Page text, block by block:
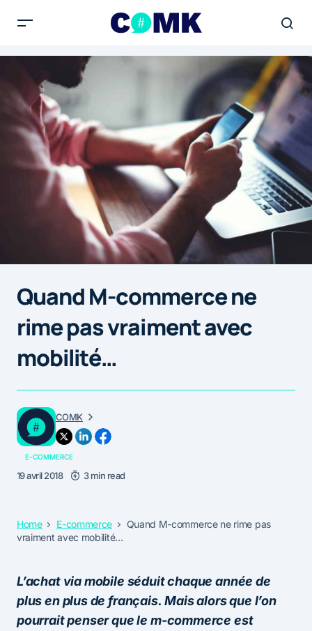
Quand M-commerce ne
rime pas vraiment avec
mobilité…
COMK
E-COMMERCE
19 avril 2018 3 min read
Home E-commerce
Quand M-commerce ne rime pas
vraiment avec mobilité…
L’achat via mobile séduit chaque année de
plus en plus de français. Mais alors que l’on
pourrait penser que le m-commerce est